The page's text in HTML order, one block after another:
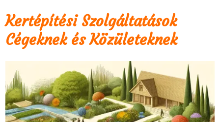
Kertépítési Szolgáltatások
Cégeknek és Közületeknek